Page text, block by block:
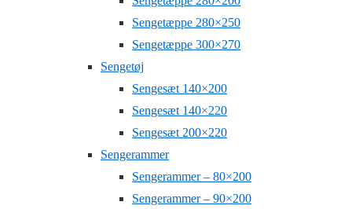
Sengetæppe 280×250
Sengetæppe 300×270
Sengetøj
Sengesæt 140×200
Sengesæt 140×220
Sengesæt 200×220
Sengerammer
Sengerammer – 80×200
Sengerammer – 90×200